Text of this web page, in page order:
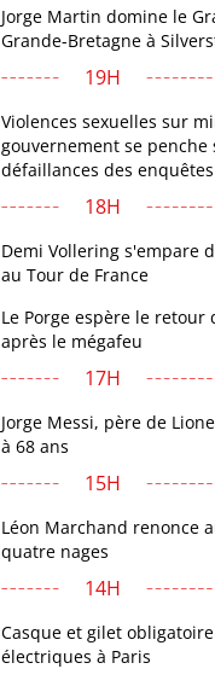
Jorge Martin domine le
Grande-Bretagne à
19H
Violences sexuelles sur
gouvernement se penche
défaillances des enquêtes
18H
Demi Vollering s'empare
au Tour de France
Le Porge espère le retour
après le mégafeu
17H
Jorge Messi, père de
à 68 ans
15H
Léon Marchand renonce
quatre nages
14H
Casque et gilet
électriques à Paris